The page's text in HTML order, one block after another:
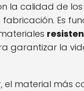
la calidad de
fabricación. Es
garantizar la
el material más